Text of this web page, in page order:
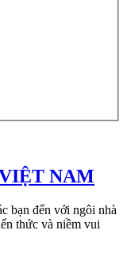
NAM
bạn đến với ngôi nhà
thức và niềm vui